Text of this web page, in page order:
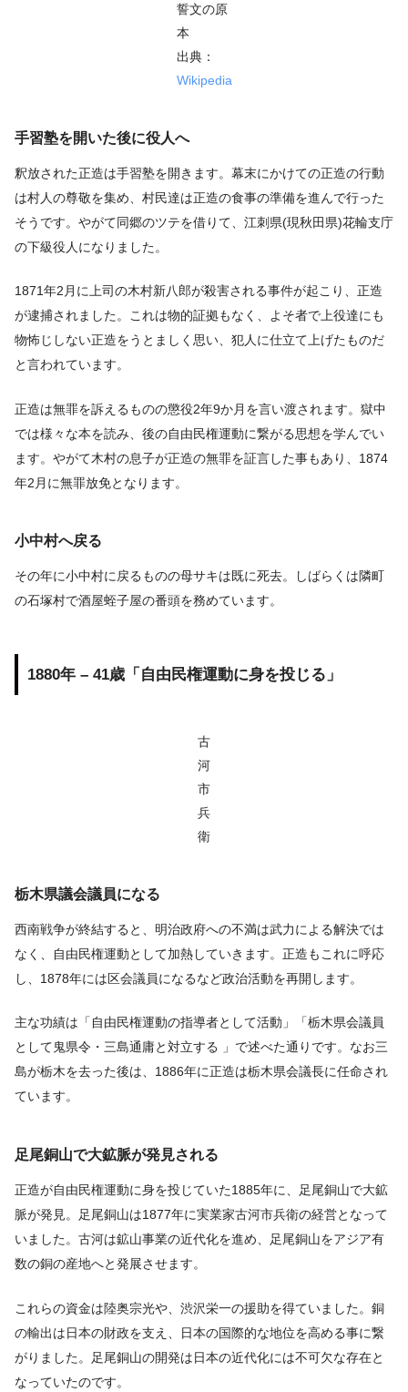
誓文の原
本
出典：
Wikipedia
手習塾を開いた後に役人へ
釈放された正造は手習塾を開きます。幕末にかけての正造の行動
は村人の尊敬を集め、村民達は正造の食事の準備を進んで行った
そうです。やがて同郷のツテを借りて、江刺県(現秋田県)花輪支庁
の下級役人になりました。
1871年2月に上司の木村新八郎が殺害される事件が起こり、正造
が逮捕されました。これは物的証拠もなく、よそ者で上役達にも
物怖じしない正造をうとましく思い、犯人に仕立て上げたものだ
と言われています。
正造は無罪を訴えるものの懲役2年9か月を言い渡されます。獄中
では様々な本を読み、後の自由民権運動に繋がる思想を学んでい
ます。やがて木村の息子が正造の無罪を証言した事もあり、1874
年2月に無罪放免となります。
小中村へ戻る
その年に小中村に戻るものの母サキは既に死去。しばらくは隣町
の石塚村で酒屋蛭子屋の番頭を務めています。
1880年 – 41歳「自由民権運動に身を投じる」
古
河
市
兵
衛
栃木県議会議員になる
西南戦争が終結すると、明治政府への不満は武力による解決では
なく、自由民権運動として加熱していきます。正造もこれに呼応
し、1878年には区会議員になるなど政治活動を再開します。
主な功績は「自由民権運動の指導者として活動」「栃木県会議員
として鬼県令・三島通庸と対立する 」で述べた通りです。なお三
島が栃木を去った後は、1886年に正造は栃木県会議長に任命され
ています。
足尾銅山で大鉱脈が発見される
正造が自由民権運動に身を投じていた1885年に、足尾銅山で大鉱
脈が発見。足尾銅山は1877年に実業家古河市兵衛の経営となって
いました。古河は鉱山事業の近代化を進め、足尾銅山をアジア有
数の銅の産地へと発展させます。
これらの資金は陸奥宗光や、渋沢栄一の援助を得ていました。銅
の輸出は日本の財政を支え、日本の国際的な地位を高める事に繋
がりました。足尾銅山の開発は日本の近代化には不可欠な存在と
なっていたのです。